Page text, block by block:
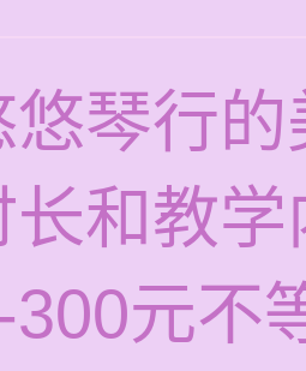
悠琴行
长和教
300元不